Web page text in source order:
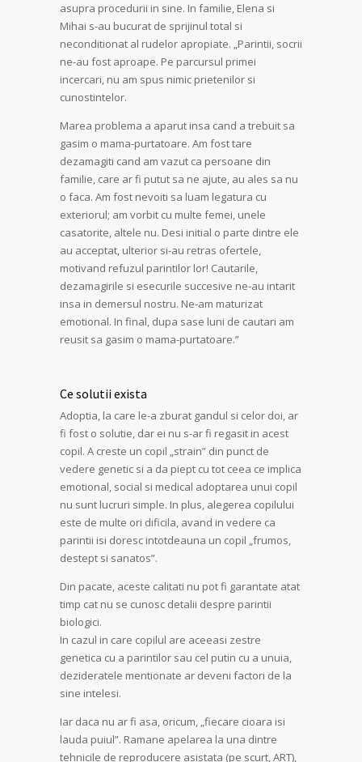
asupra procedurii in sine. In familie, Elena si
Mihai s-au bucurat de sprijinul total si
neconditionat al rudelor apropiate. „Parintii, socrii
ne-au fost aproape. Pe parcursul primei
incercari, nu am spus nimic prietenilor si
cunostintelor.
Marea problema a aparut insa cand a trebuit sa
gasim o mama-purtatoare. Am fost tare
dezamagiti cand am vazut ca persoane din
familie, care ar fi putut sa ne ajute, au ales sa nu
o faca. Am fost nevoiti sa luam legatura cu
exteriorul; am vorbit cu multe femei, unele
casatorite, altele nu. Desi initial o parte dintre ele
au acceptat, ulterior si-au retras ofertele,
motivand refuzul parintilor lor! Cautarile,
dezamagirile si esecurile succesive ne-au intarit
insa in demersul nostru. Ne-am maturizat
emotional. In final, dupa sase luni de cautari am
reusit sa gasim o mama-purtatoare.”
Ce solutii exista
Adoptia, la care le-a zburat gandul si celor doi, ar
fi fost o solutie, dar ei nu s-ar fi regasit in acest
copil. A creste un copil „strain” din punct de
vedere genetic si a da piept cu tot ceea ce implica
emotional, social si medical adoptarea unui copil
nu sunt lucruri simple. In plus, alegerea copilului
este de multe ori dificila, avand in vedere ca
parintii isi doresc intotdeauna un copil „frumos,
destept si sanatos”.
Din pacate, aceste calitati nu pot fi garantate atat
timp cat nu se cunosc detalii despre parintii
biologici.
In cazul in care copilul are aceeasi zestre
genetica cu a parintilor sau cel putin cu a unuia,
dezideratele mentionate ar deveni factori de la
sine intelesi.
Iar daca nu ar fi asa, oricum, „fiecare cioara isi
lauda puiul”. Ramane apelarea la una dintre
tehnicile de reproducere asistata (pe scurt, ART),